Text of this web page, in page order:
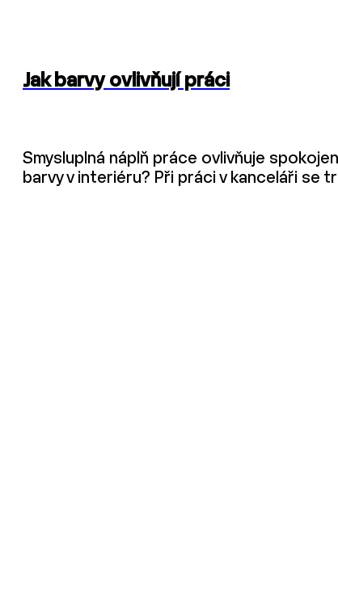
Jak barvy ovlivňují práci
Smysluplná náplň práce ovlivňuje
barvy v interiéru? Při práci v kanceláři se